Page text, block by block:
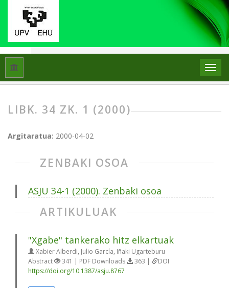
Hasiera
LIBK. 34 ZK. 1 (2000)
Argitaratua: 2000-04-02
ZENBAKI OSOA
ASJU 34-1 (2000). Zenbaki osoa
ARTIKULUAK
"Xgabe" tankerako hitz elkartuak
Xabier Alberdi, Julio García, Iñaki Ugarteburu
Abstract
341 | PDF Downloads 363 |
DOI
https://doi.org/10.1387/asju.8767